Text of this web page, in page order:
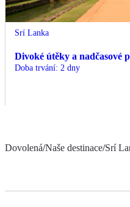
Srí Lanka
Divoké útěky a nadčasové
Doba trvání: 2 dny
Dovolená/Naše destinace/Srí